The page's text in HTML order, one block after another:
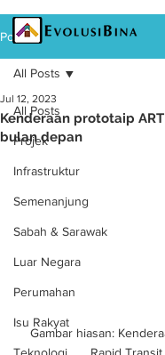
Post
All Posts
Projek
Infrastruktur
Semenanjung
Sabah & Sarawak
Luar Negara
Perumahan
Isu Rakyat
All Posts
Kenderaan prototaip
bulan depan
Jul 12, 2023
Gambar hiasan:
Rapid Transit